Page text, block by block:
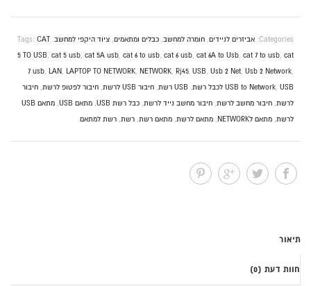
USB
לרשת
Categories: אביזרים לניידים, חומרה למחשב, כבלים ומתאמים, ציוד היקפי למחשב.
Tags: CAT
5 TO USB, cat 5 usb, cat 5A usb, cat 6 to usb, cat 6 usb, cat 6A to Usb, cat 7 to usb, cat
7 usb, LAN, LAPTOP TO NETWORK, NETWORK, Rj45, USB, Usb 2 Net, Usb 2 Network,
USB to Network, USB לכבל רשת , USB רשת , חיבור USB לרשת , חיבור לפטופ לרשת, חיבור
לרשת, חיבור מחשב לרשת, חיבור מחשב נייד לרשת, כבל רשת USB , מתאם USB ,
מתאם USB
לרשת, מתאם לNETWORK , מתאם לרשת, מתאם רשת, רשת, רשת למתאם.
תיאור
חוות דעת (0)